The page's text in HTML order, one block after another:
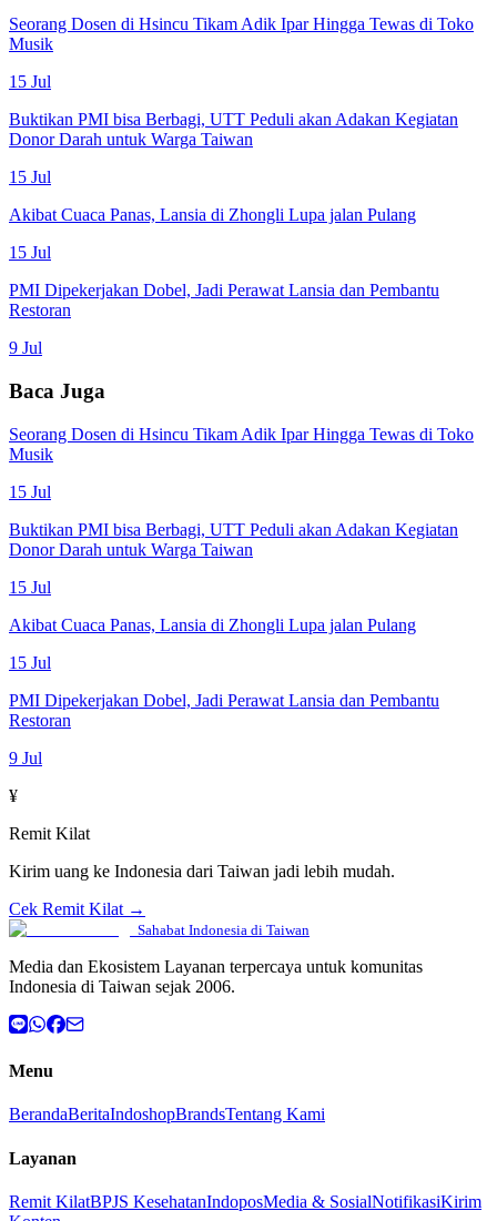
Seorang Dosen di Hsincu Tikam Adik Ipar Hingga Tewas di Toko
Musik
15 Jul
Buktikan PMI bisa Berbagi, UTT Peduli akan Adakan Kegiatan
Donor Darah untuk Warga Taiwan
15 Jul
Akibat Cuaca Panas, Lansia di Zhongli Lupa jalan Pulang
15 Jul
PMI Dipekerjakan Dobel, Jadi Perawat Lansia dan Pembantu
Restoran
9 Jul
Baca Juga
Seorang Dosen di Hsincu Tikam Adik Ipar Hingga Tewas di Toko
Musik
15 Jul
Buktikan PMI bisa Berbagi, UTT Peduli akan Adakan Kegiatan
Donor Darah untuk Warga Taiwan
15 Jul
Akibat Cuaca Panas, Lansia di Zhongli Lupa jalan Pulang
15 Jul
PMI Dipekerjakan Dobel, Jadi Perawat Lansia dan Pembantu
Restoran
9 Jul
¥
Remit Kilat
Kirim uang ke Indonesia dari Taiwan jadi lebih mudah.
Cek Remit Kilat →
Sahabat Indonesia di Taiwan
Media dan Ekosistem Layanan terpercaya untuk komunitas
Indonesia di Taiwan sejak 2006.
Menu
BerandaBeritaIndoshopBrandsTentang Kami
Layanan
Remit KilatBPJS KesehatanIndoposMedia & SosialNotifikasiKirim